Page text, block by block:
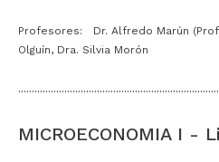
Profesores: Dr. Alfredo Marún
Olguín, Dra. Silvia Morón
MICROECONOMIA I -